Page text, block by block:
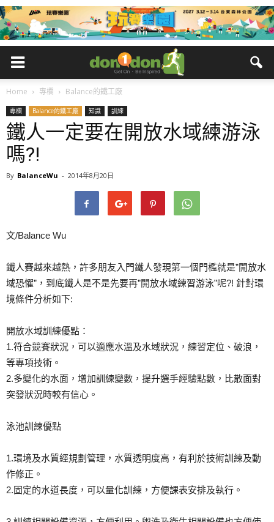
Home 專欄 Balance的鐵工廠
專欄 Balance的鐵工廠 知識 訓練
鐵人一定要在開放水域練游泳
嗎?!
By BalanceWu - 2014年8月20日
文/Balance Wu
鐵人賽越來越熱，許多朋友入門鐵人發現第一個門檻就是”開放水
域恐懼”，到底鐵人是不是先要再”開放水域練習游泳”呢?! 針對環
境條件分析如下:
開放水域訓練優點：
1.符合競賽狀況，可以適應水溫及水域狀況，練習定位、破浪，
等專項技術。
2.多變化的水面，增加訓練變數，提升選手經驗點數，比散面對
突發狀況時較有信心。
泳池訓練優點
1.環境及水質經規劃管理，水質透明度高，有利於技術訓練及動
作修正。
2.固定的水道長度，可以量化訓練，方便課表安排及執行。